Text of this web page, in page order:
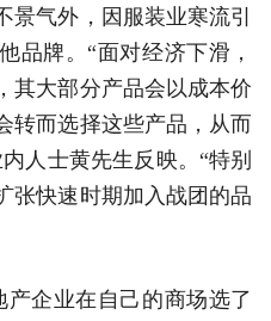
气外，因服装业寒流引
品牌。“面对经济下滑，
其大部分产品会以成本价
转而选择这些产品，从而
人士黄先生反映。“特别
张快速时期加入战团的品
企业在自己的商场选了